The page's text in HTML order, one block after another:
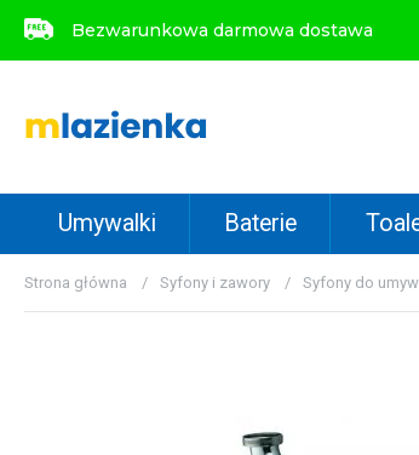
Bezwarunkowa darmowa dostawa
Umywalki Baterie
Strona główna Syfony i zawory Syfony do